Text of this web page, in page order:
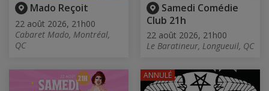
Mado Reçoit
22 août 2026, 21h00
Cabaret Mado, Montréal,
QC
Samedi Comédie
Club 21h
22 août 2026, 21h00
Le Baratineur, Longueuil, QC
ANNULÉ